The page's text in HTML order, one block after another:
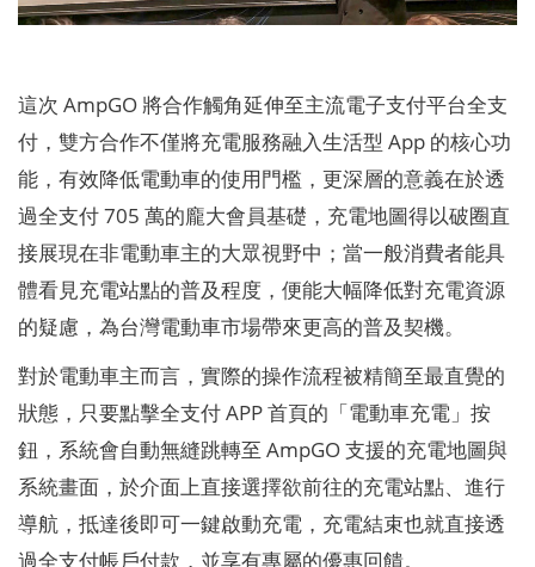
這次 AmpGO 將合作觸角延伸至主流電子支付平台全支
付，雙方合作不僅將充電服務融入生活型 App 的核心功
能，有效降低電動車的使用門檻，更深層的意義在於透
過全支付 705 萬的龐大會員基礎，充電地圖得以破圈直
接展現在非電動車主的大眾視野中；當一般消費者能具
體看見充電站點的普及程度，便能大幅降低對充電資源
的疑慮，為台灣電動車市場帶來更高的普及契機。
對於電動車主而言，實際的操作流程被精簡至最直覺的
狀態，只要點擊全支付 APP 首頁的「電動車充電」按
鈕，系統會自動無縫跳轉至 AmpGO 支援的充電地圖與
系統畫面，於介面上直接選擇欲前往的充電站點、進行
導航，抵達後即可一鍵啟動充電，充電結束也就直接透
過全支付帳戶付款，並享有專屬的優惠回饋。